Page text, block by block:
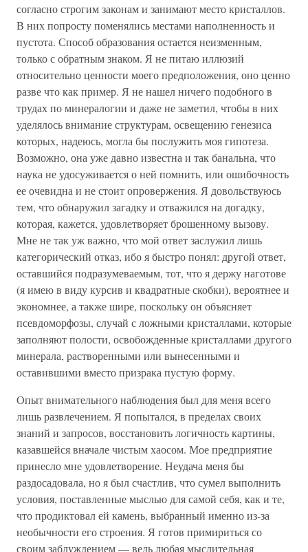
согласно строгим законам и занимают место кристаллов.
В них попросту поменялись местами наполненность и
пустота. Способ образования остается неизменным,
только с обратным знаком. Я не питаю иллюзий
относительно ценности моего предположения, оно ценно
разве что как пример. Я не нашел ничего подобного в
трудах по минералогии и даже не заметил, чтобы в них
уделялось внимание структурам, освещению генезиса
которых, надеюсь, могла бы послужить моя гипотеза.
Возможно, она уже давно известна и так банальна, что
наука не удосуживается о ней помнить, или ошибочность
ее очевидна и не стоит опровержения. Я довольствуюсь
тем, что обнаружил загадку и отважился на догадку,
которая, кажется, удовлетворяет брошенному вызову.
Мне не так уж важно, что мой ответ заслужил лишь
категорический отказ, ибо я быстро понял: другой ответ,
оставшийся подразумеваемым, тот, что я держу наготове
(я имею в виду курсив и квадратные скобки), вероятнее и
экономнее, а также шире, поскольку он объясняет
псевдоморфозы, случай с ложными кристаллами, которые
заполняют полости, освобожденные кристаллами другого
минерала, растворенными или вынесенными и
оставившими вместо призрака пустую форму.
Опыт внимательного наблюдения был для меня всего
лишь развлечением. Я попытался, в пределах своих
знаний и запросов, восстановить логичность картины,
казавшейся вначале чистым хаосом. Мое предприятие
принесло мне удовлетворение. Неудача меня бы
раздосадовала, но я был счастлив, что сумел выполнить
условия, поставленные мыслью для самой себя, как и те,
что продиктовал ей камень, выбранный именно из-за
необычности его строения. Я готов примириться со
своим заблуждением — ведь любая мыслительная